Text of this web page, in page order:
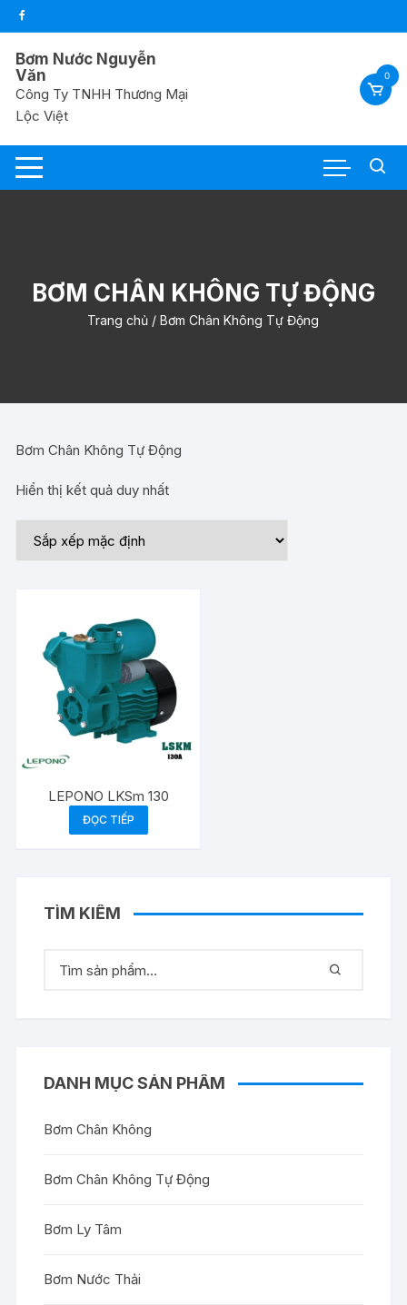
Chuyển
tới
nội
dung
Bơm Nước Nguyễn
Văn
Công Ty TNHH Thương Mại
Lộc Việt
0
BƠM CHÂN KHÔNG TỰ ĐỘNG
Trang chủ / Bơm Chân Không Tự Động
Bơm Chân Không Tự Động
Hiển thị kết quả duy nhất
LEPONO LKSm 130
ĐỌC TIẾP
TÌM KIẾM
DANH MỤC SẢN PHẨM
Bơm Chân Không
Bơm Chân Không Tự Động
Bơm Ly Tâm
Bơm Nước Thải